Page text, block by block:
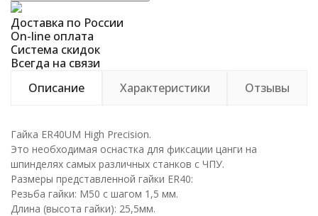
Доставка по России
On-line оплата
Система скидок
Всегда на связи
Описание
Характеристики Отзывы
Гайка ER40UM High Precision.
Это необходимая оснастка для фиксации цанги на
шпинделях самых различных станков с ЧПУ.
Размеры представленной гайки ER40:
Резьба гайки: М50 с шагом 1,5 мм.
Длина (высота гайки): 25,5мм.